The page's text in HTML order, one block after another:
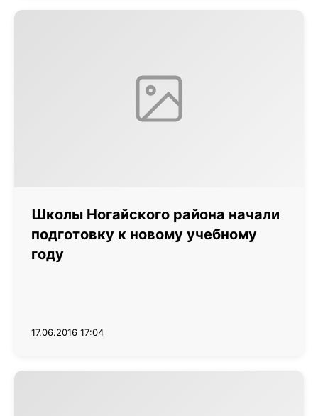
Школы Ногайского района начали
подготовку к новому учебному
году
17.06.2016 17:04